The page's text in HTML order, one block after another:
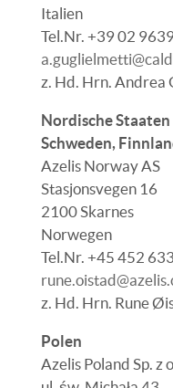
Italien
Tel.Nr. +39 02
z. Hd. Hrn. Andrea
Nordische
Schweden,
Azelis Norway AS
Stasjonsvegen 16
2100 Skarnes
Norwegen
Tel.Nr. +45 452
z. Hd. Hrn. Rune
Polen
Azelis Poland Sp. z